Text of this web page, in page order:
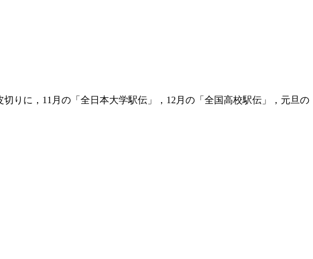
りに，11月の「全日本大学駅伝」，12月の「全国高校駅伝」，元旦